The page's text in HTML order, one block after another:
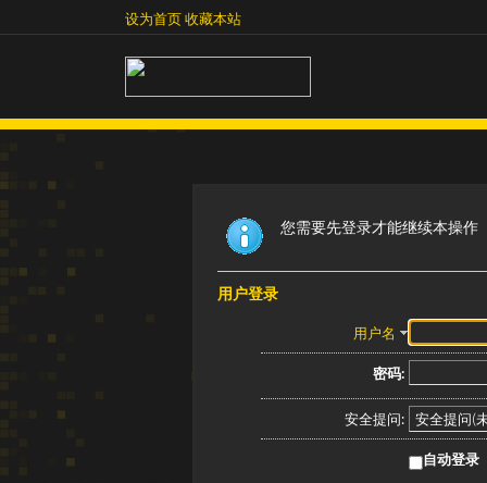
收藏本站设为首页收藏本站
您需要先登录才能继续本操作
用户登录
用户名
密码:
安全提问:
自动登录